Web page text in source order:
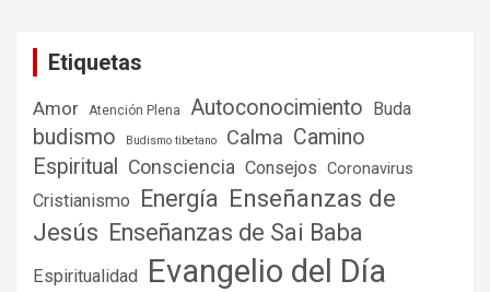
Etiquetas
Amor Atención Plena Autoconocimiento Buda
budismo Budismo tibetano Calma Camino
Espiritual
Consciencia Consejos Coronavirus
Cristianismo Energía Enseñanzas de
Jesús Enseñanzas de Sai Baba
Espiritualidad Evangelio del Día